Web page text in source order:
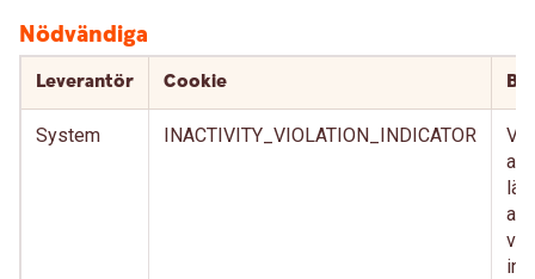
Nödvändiga
Leverantör Cookie
System INACTIVITY_VIOLATION_INDICATOR
att